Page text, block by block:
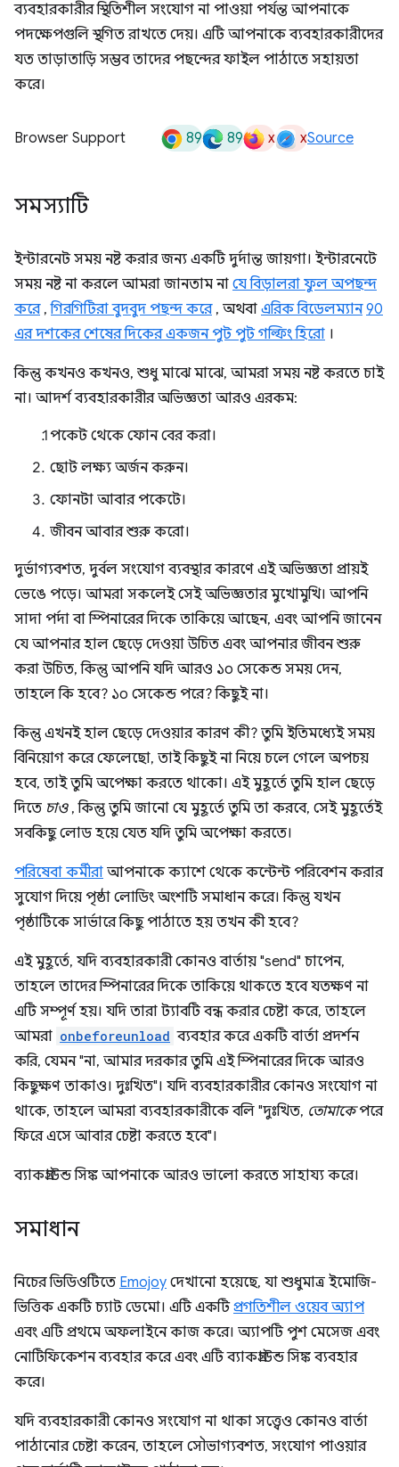
ব্যবহারকারীর স্থিতিশীল সংযোগ না পাওয়া পর্যন্ত আপনাকে
পদক্ষেপগুলি স্থগিত রাখতে দেয়। এটি আপনাকে ব্যবহারকারীদের
যত তাড়াতাড়ি সম্ভব তাদের পছন্দের ফাইল পাঠাতে সহায়তা
করে।
Browser Support 89 89 x xSource
সমস্যাটি
ইন্টারনেট সময় নষ্ট করার জন্য একটি দুর্দান্ত জায়গা। ইন্টারনেটে
সময় নষ্ট না করলে আমরা জানতাম না যে বিড়ালরা ফুল অপছন্দ
করে,গিরগিটিরা বুদবুদ পছন্দ করে, অথবা এরিক বিডেলম্যান 90
এর দশকের শেষের দিকের একজন পুট পুট গল্ফিং হিরো ।
কিন্তু কখনও কখনও, শুধু মাঝে মাঝে, আমরা সময় নষ্ট করতে চাই
না। আদর্শ ব্যবহারকারীর অভিজ্ঞতা আরও এরকম:
পকেট থেকে ফোন বের করা।
ছোট লক্ষ্য অর্জন করুন।
ফোনটা আবার পকেটে।
জীবন আবার শুরু করো।
দুর্ভাগ্যবশত, দুর্বল সংযোগ ব্যবস্থার কারণে এই অভিজ্ঞতা প্রায়ই
ভেঙে পড়ে। আমরা সকলেই সেই অভিজ্ঞতার মুখোমুখি। আপনি
সাদা পর্দা বা স্পিনারের দিকে তাকিয়ে আছেন, এবং আপনি জানেন
যে আপনার হাল ছেড়ে দেওয়া উচিত এবং আপনার জীবন শুরু
করা উচিত, কিন্তু আপনি যদি আরও ১০ সেকেন্ড সময় দেন,
তাহলে কি হবে? ১০ সেকেন্ড পরে? কিছুই না।
কিন্তু এখনই হাল ছেড়ে দেওয়ার কারণ কী? তুমি ইতিমধ্যেই সময়
বিনিয়োগ করে ফেলেছো, তাই কিছুই না নিয়ে চলে গেলে অপচয়
হবে, তাই তুমি অপেক্ষা করতে থাকো। এই মুহূর্তে তুমি হাল ছেড়ে
দিতে চাও, কিন্তু তুমি জানো যে মুহূর্তে তুমি তা করবে, সেই মুহূর্তেই
সবকিছু লোড হয়ে যেত যদি তুমি অপেক্ষা করতে।
পরিষেবা কর্মীরা আপনাকে ক্যাশে থেকে কন্টেন্ট পরিবেশন করার
সুযোগ দিয়ে পৃষ্ঠা লোডিং অংশটি সমাধান করে। কিন্তু যখন
পৃষ্ঠাটিকে সার্ভারে কিছু পাঠাতে হয় তখন কী হবে?
এই মুহূর্তে, যদি ব্যবহারকারী কোনও বার্তায় "send" চাপেন,
তাহলে তাদের স্পিনারের দিকে তাকিয়ে থাকতে হবে যতক্ষণ না
এটি সম্পূর্ণ হয়। যদি তারা ট্যাবটি বন্ধ করার চেষ্টা করে, তাহলে
আমরা onbeforeunload ব্যবহার করে একটি বার্তা প্রদর্শন
করি, যেমন "না, আমার দরকার তুমি এই স্পিনারের দিকে আরও
কিছুক্ষণ তাকাও। দুঃখিত"। যদি ব্যবহারকারীর কোনও সংযোগ না
থাকে, তাহলে আমরা ব্যবহারকারীকে বলি "দুঃখিত, তোমাকেপরে
ফিরে এসে আবার চেষ্টা করতে হবে"।
ব্যাকগ্রাউন্ড সিঙ্ক আপনাকে আরও ভালো করতে সাহায্য করে।
সমাধান
নিচের ভিডিওটিতে Emojoy দেখানো হয়েছে, যা শুধুমাত্র ইমোজি-
ভিত্তিক একটি চ্যাট ডেমো। এটি একটিপ্রগতিশীল ওয়েব অ্যাপ
এবং এটি প্রথমে অফলাইনে কাজ করে। অ্যাপটি পুশ মেসেজ এবং
নোটিফিকেশন ব্যবহার করে এবং এটি ব্যাকগ্রাউন্ড সিঙ্ক ব্যবহার
করে।
যদি ব্যবহারকারী কোনও সংযোগ না থাকা সত্ত্বেও কোনও বার্তা
পাঠানোর চেষ্টা করেন, তাহলে সৌভাগ্যবশত, সংযোগ পাওয়ার